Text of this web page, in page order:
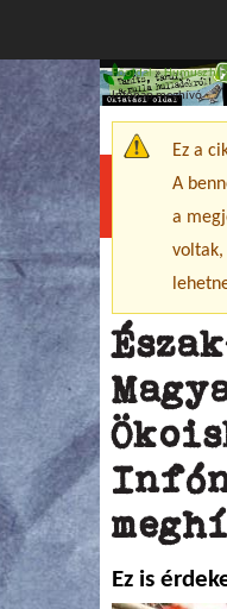
Jelenlegi hely
Főoldal»Humusz
Infónap meghívó
Ez a
A
a
Ez is